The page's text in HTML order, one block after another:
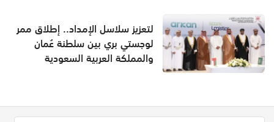
لتعزيز سلاسل الإمداد.. إطلاق ممر
لوجستي بري بين سلطنة عُمان
والمملكة العربية السعودية